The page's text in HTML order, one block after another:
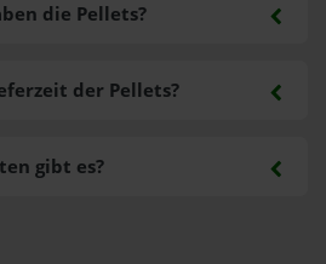
gibt es?
die Pellets?
der Pellets?